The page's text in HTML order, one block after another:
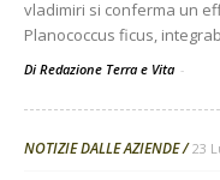
vladimiri si conferma un
Planococcus ficus,
Di Redazione Terra e Vita -
NOTIZIE DALLE AZIENDE 23